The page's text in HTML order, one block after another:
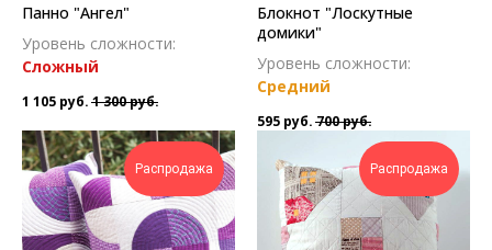
Панно "Ангел"
Уровень сложности:
Сложн ый
1 105 руб. 1 300руб.
Блокнот "Лоскутные
домики"
Уровень сложности:
Средний
595 руб. 700руб.
Распродажа Распродажа